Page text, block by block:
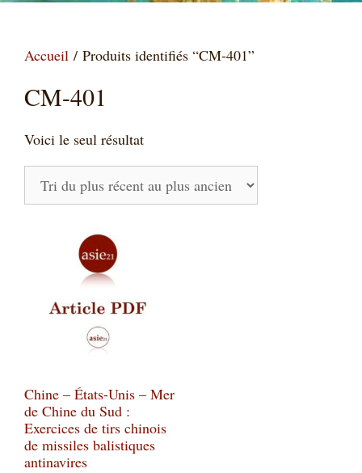
Accueil / Produits identifiés “CM-401”
CM-401
Voici le seul résultat
Chine – États-Unis – Mer
de Chine du Sud :
Exercices de tirs chinois
de missiles balistiques
antinavires